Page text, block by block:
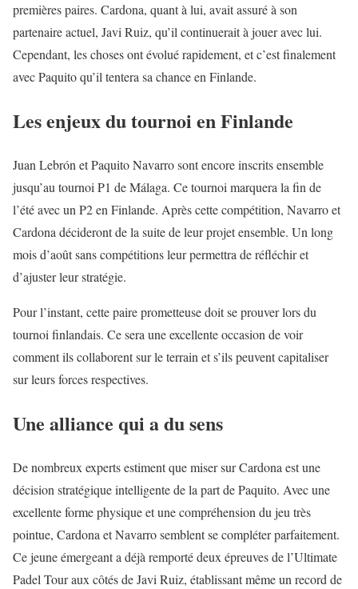
premières paires. Cardona, quant à lui, avait assuré à son
partenaire actuel, Javi Ruiz, qu’il continuerait à jouer avec lui.
Cependant, les choses ont évolué rapidement, et c’est finalement
avec Paquito qu’il tentera sa chance en Finlande.
Les enjeux du tournoi en Finlande
Juan Lebrón et Paquito Navarro sont encore inscrits ensemble
jusqu’au tournoi P1 de Málaga. Ce tournoi marquera la fin de
l’été avec un P2 en Finlande. Après cette compétition, Navarro et
Cardona décideront de la suite de leur projet ensemble. Un long
mois d’août sans compétitions leur permettra de réfléchir et
d’ajuster leur stratégie.
Pour l’instant, cette paire prometteuse doit se prouver lors du
tournoi finlandais. Ce sera une excellente occasion de voir
comment ils collaborent sur le terrain et s’ils peuvent capitaliser
sur leurs forces respectives.
Une alliance qui a du sens
De nombreux experts estiment que miser sur Cardona est une
décision stratégique intelligente de la part de Paquito. Avec une
excellente forme physique et une compréhension du jeu très
pointue, Cardona et Navarro semblent se compléter parfaitement.
Ce jeune émergeant a déjà remporté deux épreuves de l’Ultimate
Padel Tour aux côtés de Javi Ruiz, établissant même un record de